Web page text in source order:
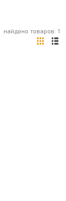
найдено товаров: 1